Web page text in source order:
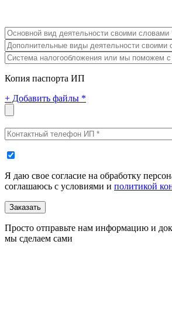
Копия паспорта ИП
+ Добавить файлы *
Я даю свое согласие на обработку
соглашаюсь с условиями и политикой
Заказать
Просто отправьте нам информацию и
мы сделаем сами